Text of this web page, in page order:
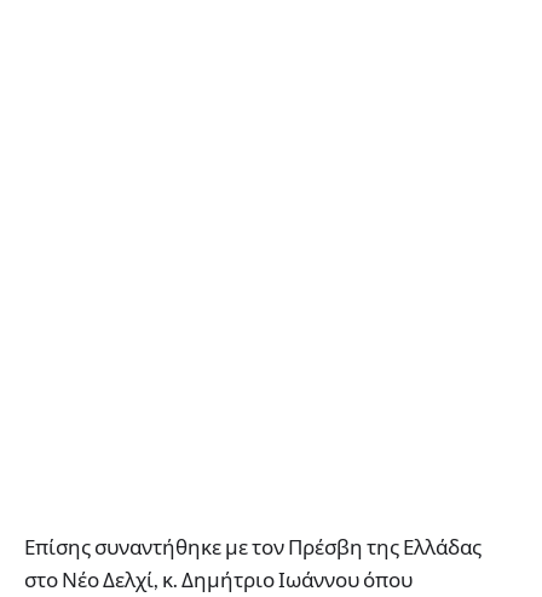
Επίσης συναντήθηκε με τον Πρέσβη της Ελλάδας
στο Νέο Δελχί, κ. Δημήτριο Ιωάννου όπου